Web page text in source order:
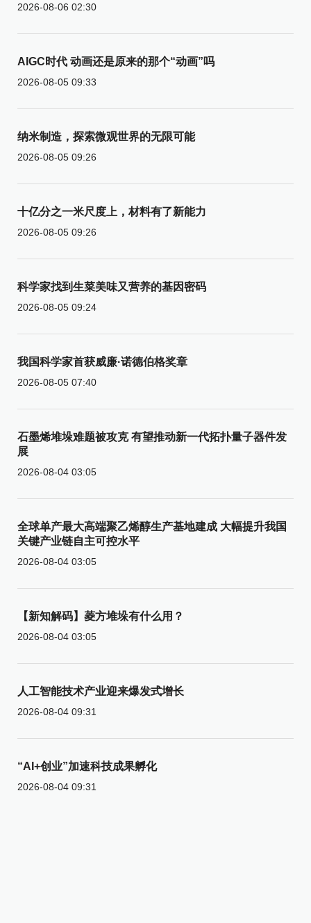
2026-08-06 02:30
AIGC时代 动画还是原来的那个“动画”吗
2026-08-05 09:33
纳米制造，探索微观世界的无限可能
2026-08-05 09:26
十亿分之一米尺度上，材料有了新能力
2026-08-05 09:26
科学家找到生菜美味又营养的基因密码
2026-08-05 09:24
我国科学家首获威廉·诺德伯格奖章
2026-08-05 07:40
石墨烯堆垛难题被攻克 有望推动新一代拓扑量子器件发
展
2026-08-04 03:05
全球单产最大高端聚乙烯醇生产基地建成 大幅提升我国
关键产业链自主可控水平
2026-08-04 03:05
【新知解码】菱方堆垛有什么用？
2026-08-04 03:05
人工智能技术产业迎来爆发式增长
2026-08-04 09:31
“AI+创业”加速科技成果孵化
2026-08-04 09:31